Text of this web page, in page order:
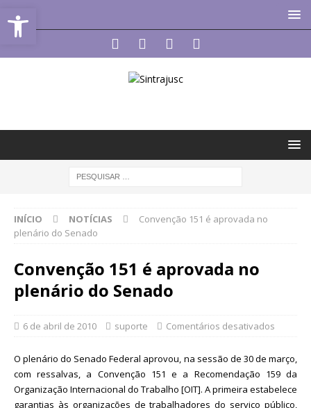
INÍCIO NOTÍCIAS
Convenção 151 é aprovada no
plenário do Senado
Convenção 151 é aprovada no
plenário do Senado
6 de abril de 2010 suporte Comentários desativados
O plenário do Senado Federal aprovou, na sessão de 30 de março,
com ressalvas, a Convenção 151 e a Recomendação 159 da
Organização Internacional do Trabalho [OIT]. A primeira estabelece
garantias às organizações de trabalhadores do serviço público,
Abrir a barra de ferramentas